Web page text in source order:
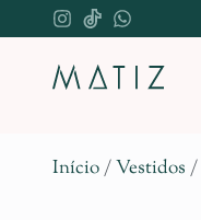
Início/Vestidos /